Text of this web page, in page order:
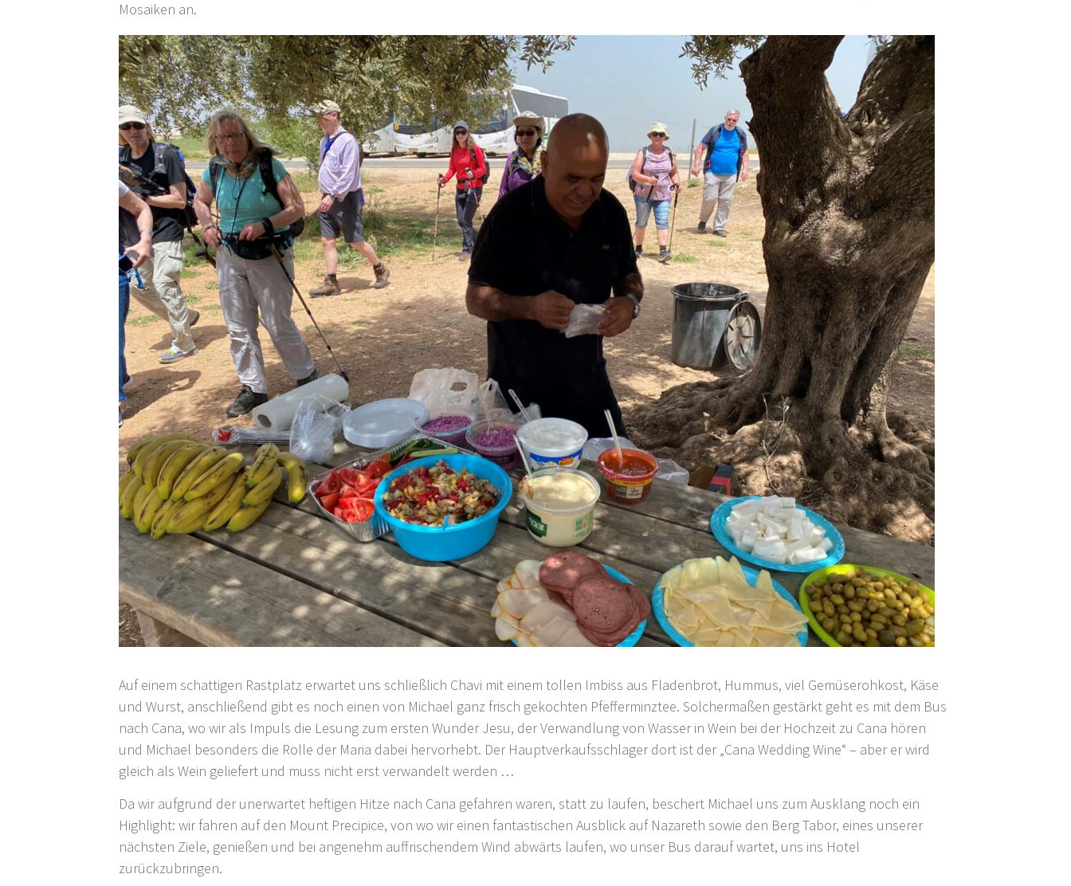
Mosaiken an.
Auf einem schattigen Rastplatz erwartet uns schließlich Chavi mit einem tollen Imbiss aus Fladenbrot, Hummus, viel Gemüserohkost, Käse
und Wurst, anschließend gibt es noch einen von Michael ganz frisch gekochten Pfefferminztee. Solchermaßen gestärkt geht es mit dem Bus
nach Cana, wo wir als Impuls die Lesung zum ersten Wunder Jesu, der Verwandlung von Wasser in Wein bei der Hochzeit zu Cana hören
und Michael besonders die Rolle der Maria dabei hervorhebt. Der Hauptverkaufsschlager dort ist der „Cana Wedding Wine“ – aber er wird
gleich als Wein geliefert und muss nicht erst verwandelt werden …
Da wir aufgrund der unerwartet heftigen Hitze nach Cana gefahren waren, statt zu laufen, beschert Michael uns zum Ausklang noch ein
Highlight: wir fahren auf den Mount Precipice, von wo wir einen fantastischen Ausblick auf Nazareth sowie den Berg Tabor, eines unserer
nächsten Ziele, genießen und bei angenehm auffrischendem Wind abwärts laufen, wo unser Bus darauf wartet, uns ins Hotel
zurückzubringen.